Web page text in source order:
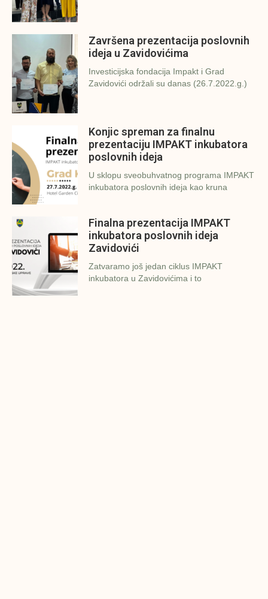
Završena prezentacija poslovnih
ideja u Zavidovićima
Investicijska fondacija Impakt i Grad
Zavidovići održali su danas (26.7.2022.g.)
Konjic spreman za finalnu
prezentaciju IMPAKT inkubatora
poslovnih ideja
U sklopu sveobuhvatnog programa IMPAKT
inkubatora poslovnih ideja kao kruna
Finalna prezentacija IMPAKT
inkubatora poslovnih ideja
Zavidovići
Zatvaramo još jedan ciklus IMPAKT
inkubatora u Zavidovićima i to